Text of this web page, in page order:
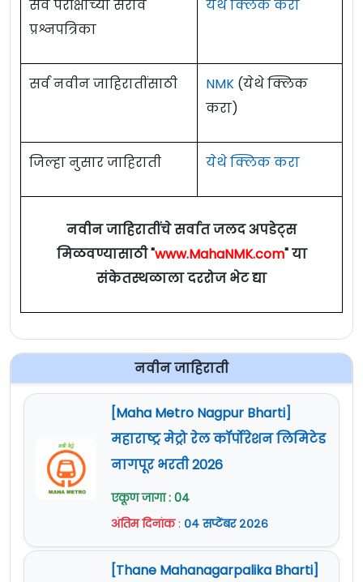
सर्व परीक्षांच्या सराव
प्रश्नपत्रिका
येथे क्लिक करा
सर्व नवीन जाहिरातींसाठी NMK (येथे क्लिक
करा)
जिल्हा नुसार जाहिराती येथे क्लिक करा
नवीन जाहिरातींचे सर्वात जलद अपडेट्स
मिळवण्यासाठी "www.MahaNMK.com" या
संकेतस्थळाला दररोज भेट द्या
नवीन जाहिराती
[Maha Metro Nagpur Bharti]
महाराष्ट्र मेट्रो रेल कॉर्पोरेशन लिमिटेड
नागपूर भरती 2026
एकूण जागा : 04
अंतिम दिनांक: ०४ सप्टेंबर २०२६
[Thane Mahanagarpalika Bharti]